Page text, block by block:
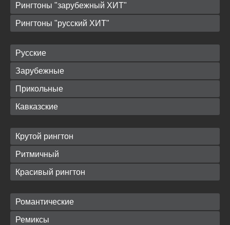
Рингтоны "зарубежный ХИТ"
Рингтоны "русский ХИТ"
Русские
Зарубежные
Прикольные
Кавказские
Крутой рингтон
Ритмичный
Красивый рингтон
Романтические
Ремиксы